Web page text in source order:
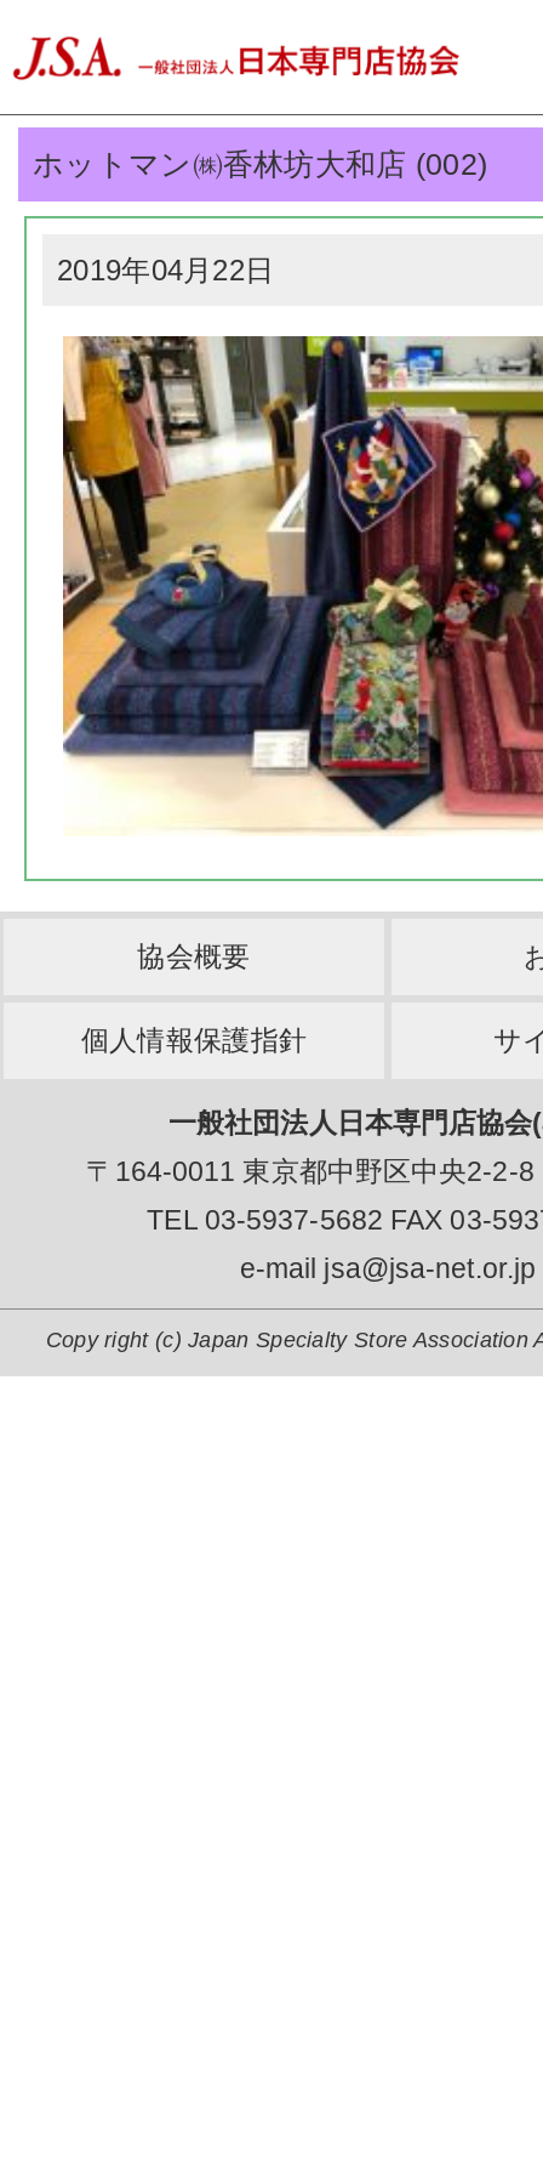
ホットマン㈱香林坊大和店 (002)
2019年04月22日
協会概要
個人情報保護指針 サ
一般社団法人日本専門店協
〒164-0011 東京都中野区中央2-2-
TEL 03-5937-5682 FAX 03-
e-mail jsa@jsa-net.or.jp
Copy right (c) Japan Specialty Store Association